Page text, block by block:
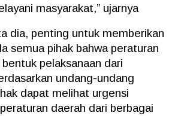
masyarakat,” ujarnya
dia, penting untuk memberikan
semua pihak bahwa peraturan
pelaksanaan dari
undang-undang
dapat melihat urgensi
daerah dari berbagai